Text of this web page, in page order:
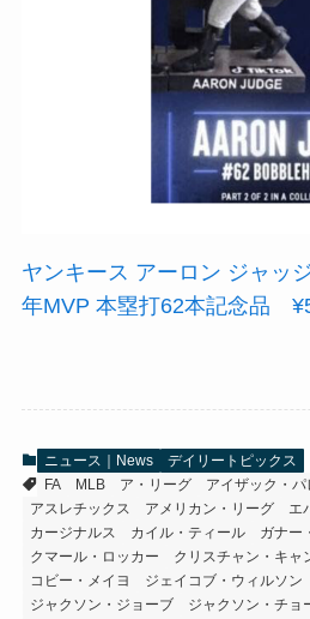
ヤンキース アーロン ジャッ
年MVP 本塁打62本記念品
ニュース｜News
デイリートピックス
FA
MLB ア・リーグ アイザック・パ
アスレチックス
アメリカン・リーグ エ
カージナルス
カイル・ティール ガナー
クマール・ロッカー
クリスチャン・キャ
コビー・メイヨ
ジェイコブ・ウィルソン
ジャクソン・ジョーブ
ジャクソン・チョ